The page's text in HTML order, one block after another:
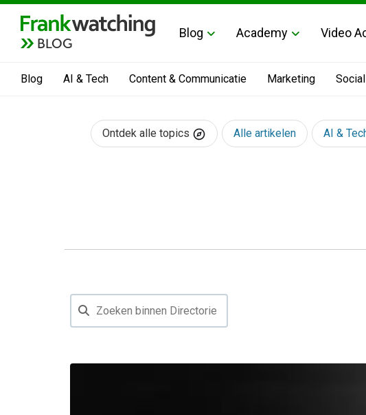
BLOG
Blog Academy Video
Blog AI & Tech Content & Communicatie Marketing Social
Ontdek alle topics Alle artikelen AI &